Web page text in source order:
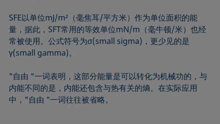
SFE以单位mJ/m²（毫焦耳/平方米）作为单位面积的能
量，据此，SFT常用的等效单位mN/m（毫牛顿/米）也经
常被使用。公式符号为σ(small sigma)，更少见的是
γ(small gamma)。
"自由 "一词表明，这部分能量是可以转化为机械功的，与
内能不同的是，内能还包含与热有关的熵。在实际应用
中，"自由 "一词往往被省略。